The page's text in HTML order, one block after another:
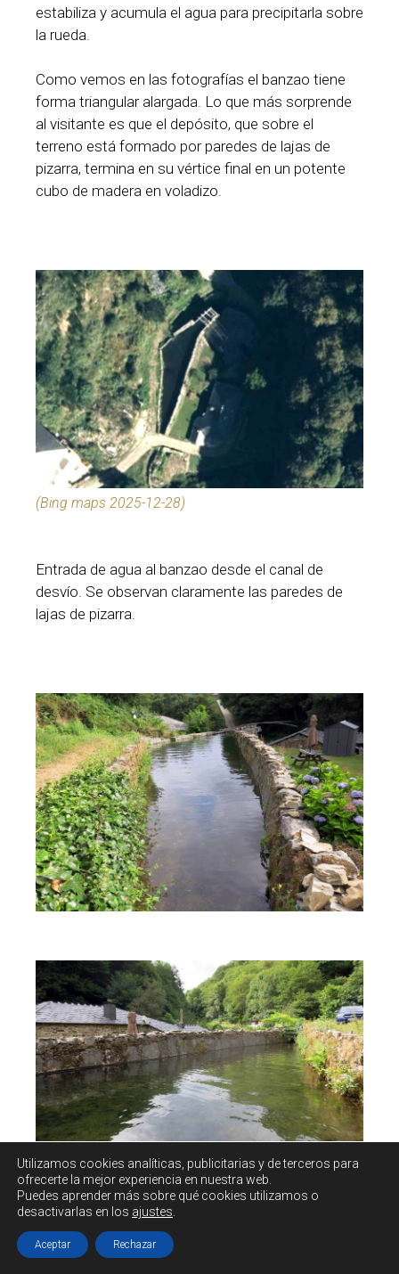
estabiliza y acumula el agua para precipitarla sobre
la rueda.
Como vemos en las fotografías el banzao tiene
forma triangular alargada. Lo que más sorprende
al visitante es que el depósito, que sobre el
terreno está formado por paredes de lajas de
pizarra, termina en su vértice final en un potente
cubo de madera en voladizo.
(Bing maps 2025-12-28)
Entrada de agua al banzao desde el canal de
desvío. Se observan claramente las paredes de
lajas de pizarra.
El banzao termina en un depósito de madera.
Utilizamos cookies analíticas, publicitarias y de terceros para
ofrecerte la mejor experiencia en nuestra web.
Puedes aprender más sobre qué cookies utilizamos o
desactivarlas en los ajustes
Aceptar Rechazar